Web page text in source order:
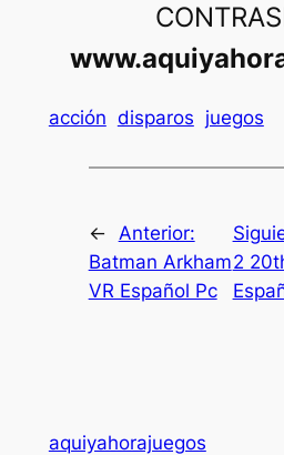
acción disparos juegos
← Anterior:
Batman Arkham
VR Español Pc
2
aquiyahorajuegos